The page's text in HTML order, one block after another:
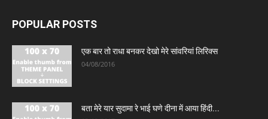
POPULAR POSTS
एक बार तो राधा बनकर देखो मेरे सांवरियां लिरिक्स
04/08/2016
बता मेरे यार सुदामा रे भाई घणे दीना में आया हिंदी...